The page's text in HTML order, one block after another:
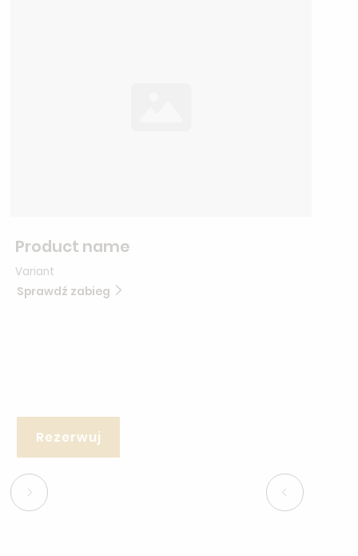
Product name
Variant
Sprawdź zabieg
Rezerwuj